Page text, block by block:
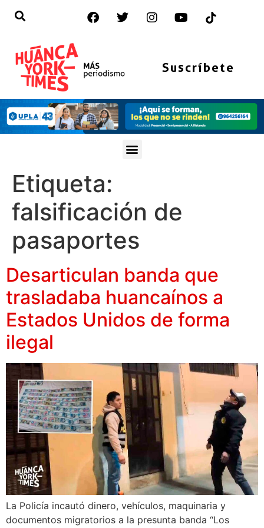
Suscríbete
Etiqueta:
falsificación de
pasaportes
Desarticulan banda que
trasladaba huancaínos a
Estados Unidos de forma
ilegal
La Policía incautó dinero, vehículos, maquinaria y
documentos migratorios a la presunta banda “Los